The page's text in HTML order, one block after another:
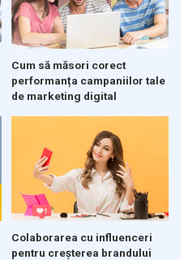
Cum să măsori corect
performanța campaniilor tale
de marketing digital
Colaborarea cu influenceri
pentru creșterea brandului